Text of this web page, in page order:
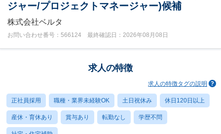
ジャー/プロジェクトマネージャー)候補
株式会社ベルタ
お問い合わせ番号：566124 最終確認日：2026年08月08日
求人の特徴
求人の特徴タグの説明
正社員採用 職種・業界未経験OK 土日祝休み 休日120日以上
産休・育休あり 賞与あり 転勤なし 学歴不問